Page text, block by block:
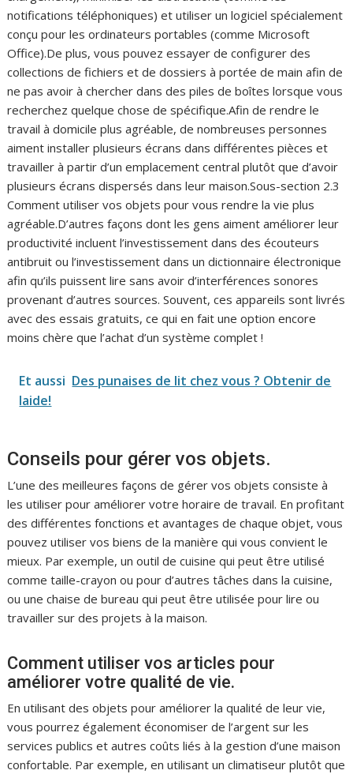
notifications téléphoniques) et utiliser un logiciel spécialement
conçu pour les ordinateurs portables (comme Microsoft
Office).De plus, vous pouvez essayer de configurer des
collections de fichiers et de dossiers à portée de main afin de
ne pas avoir à chercher dans des piles de boîtes lorsque vous
recherchez quelque chose de spécifique.Afin de rendre le
travail à domicile plus agréable, de nombreuses personnes
aiment installer plusieurs écrans dans différentes pièces et
travailler à partir d’un emplacement central plutôt que d’avoir
plusieurs écrans dispersés dans leur maison.Sous-section 2.3
Comment utiliser vos objets pour vous rendre la vie plus
agréable.D’autres façons dont les gens aiment améliorer leur
productivité incluent l’investissement dans des écouteurs
antibruit ou l’investissement dans un dictionnaire électronique
afin qu’ils puissent lire sans avoir d’interférences sonores
provenant d’autres sources. Souvent, ces appareils sont livrés
avec des essais gratuits, ce qui en fait une option encore
moins chère que l’achat d’un système complet !
Et aussi Des punaises de lit chez vous ? Obtenir de
laide!
Conseils pour gérer vos objets.
L’une des meilleures façons de gérer vos objets consiste à
les utiliser pour améliorer votre horaire de travail. En profitant
des différentes fonctions et avantages de chaque objet, vous
pouvez utiliser vos biens de la manière qui vous convient le
mieux. Par exemple, un outil de cuisine qui peut être utilisé
comme taille-crayon ou pour d’autres tâches dans la cuisine,
ou une chaise de bureau qui peut être utilisée pour lire ou
travailler sur des projets à la maison.
Comment utiliser vos articles pour
améliorer votre qualité de vie.
En utilisant des objets pour améliorer la qualité de leur vie,
vous pourrez également économiser de l’argent sur les
services publics et autres coûts liés à la gestion d’une maison
confortable. Par exemple, en utilisant un climatiseur plutôt que